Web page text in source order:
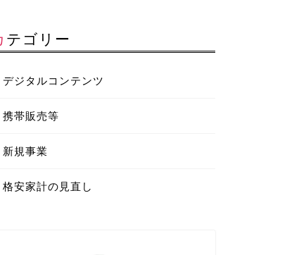
カテゴリー
デジタルコンテンツ
携帯販売等
新規事業
格安家計の見直し